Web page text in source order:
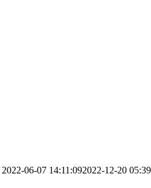
2022-06-07 14:11:092022-12-20